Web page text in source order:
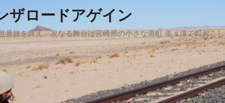
ザロードアゲイン
界旅を終え、次なる舞台は宮崎県の小さな港町 美々津で町おこし